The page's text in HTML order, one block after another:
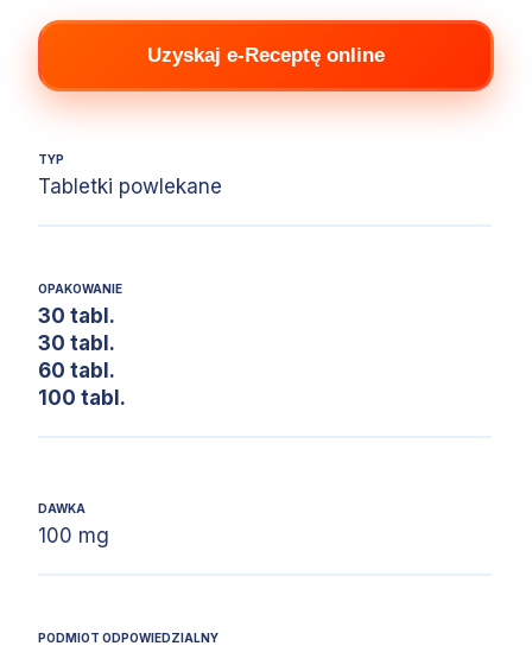
Uzyskaj e-Receptę online
TYP
Tabletki powlekane
OPAKOWANIE
30 tabl.
30 tabl.
60 tabl.
100 tabl.
DAWKA
100 mg
PODMIOT ODPOWIEDZIALNY